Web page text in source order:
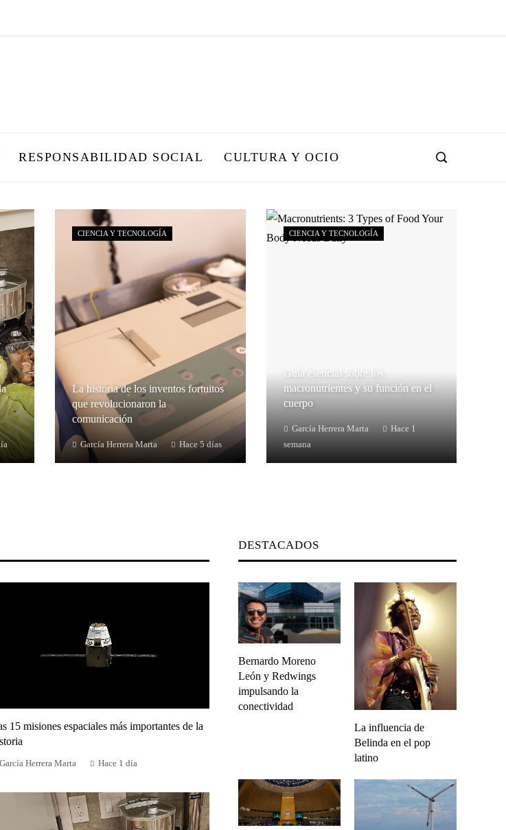
RESPONSABILIDAD SOCIAL CULTURA Y OCIO
CIENCIA Y TECNOLOGÍA
La historia de los inventos fortuitos
que revolucionaron la
comunicación
García Herrera Marta Hace 5 días
CIENCIA Y TECNOLOGÍA
Guía esencial sobre los
macronutrientes y su función en el
cuerpo
García Herrera Marta
Hace 1
semana
15 misiones espaciales más importantes de la
García Herrera Marta Hace 1 día
DESTACADOS
Bernardo Moreno
León y Redwings
impulsando la
conectividad
La influencia de
Belinda en el pop
latino